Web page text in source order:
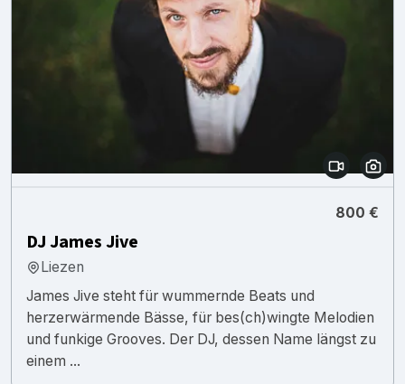
800 €
DJ James Jive
Liezen
James Jive steht für wummernde Beats und
herzerwärmende Bässe, für bes(ch)wingte Melodien
und funkige Grooves. Der DJ, dessen Name längst zu
einem ...